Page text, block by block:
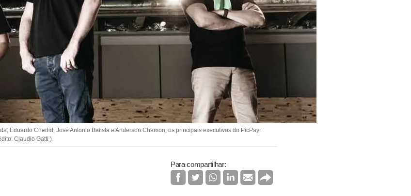
Eduardo Chedid, José Antonio Batista e Anderson Chamon, os principais executivos do PicPay:
Claudio Gatti )
Para compartilhar: